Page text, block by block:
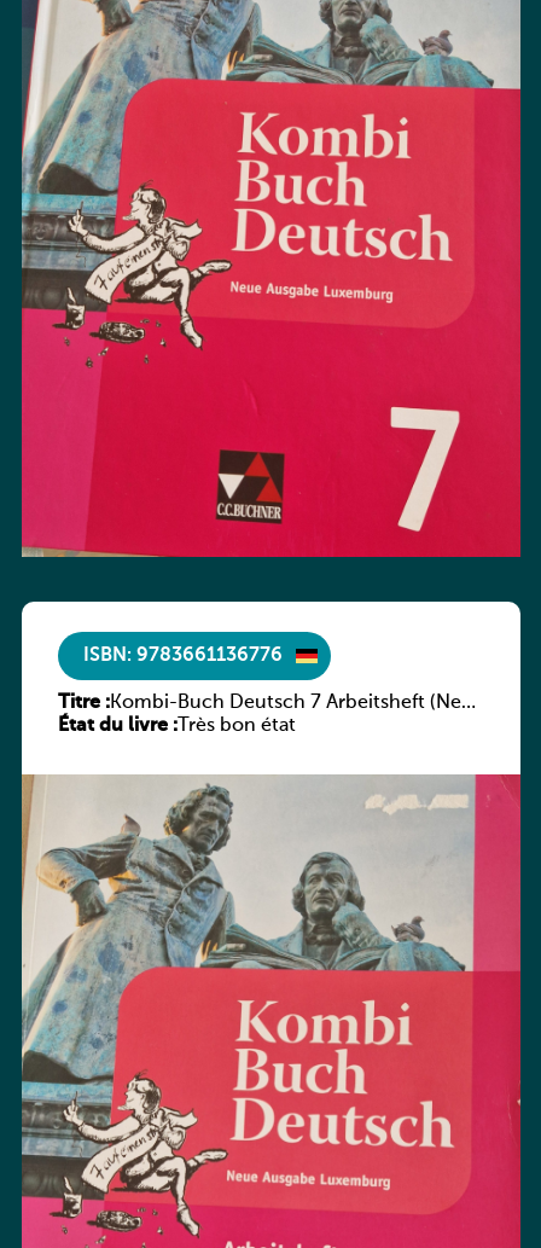
ISBN: 9783661136776
Titre :Kombi-Buch Deutsch 7 Arbeitsheft (Neue
Ausgabe Luxemburg)
État du livre :Très bon état